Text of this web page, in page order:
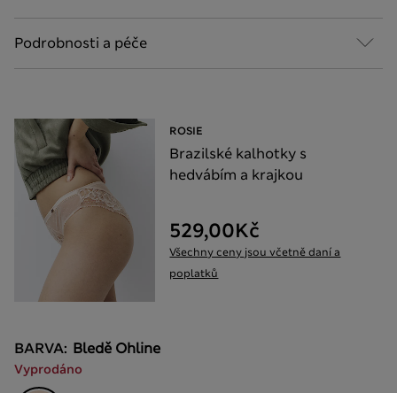
Podrobnosti a péče
ROSIE
Brazilské kalhotky s
hedvábím a krajkou
529,00Kč
Všechny ceny jsou včetně daní a
poplatků
BARVA: Bledě Ohline
Vyprodáno